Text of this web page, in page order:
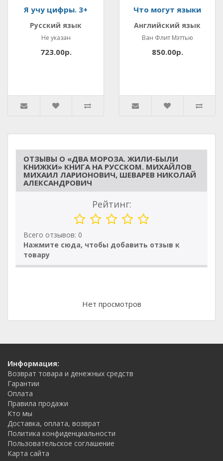
Я учу цифры. 3+
Русский язык
Не указан
723.00р.
Что могут языки
Английский язык
Ван Флит Мэттью
850.00р.
ОТЗЫВЫ О «ДВА МОРОЗА. ЖИЛИ-БЫЛИ
КНИЖКИ» КНИГА НА РУССКОМ. МИХАЙЛОВ
МИХАИЛ ЛАРИОНОВИЧ, ШЕВАРЕВ НИКОЛАЙ
АЛЕКСАНДРОВИЧ
Рейтинг:
Всего отзывов: 0
Нажмите сюда, чтобы добавить отзыв к
товару
Нет просмотров
Информация:
Возврат товара и денежных средств
Гарантии
Оплата
Правила продажи
Кто мы
Доставка, оплата, возврат
Политика конфиденциальности
Пользовательское соглашение
Карта сайта